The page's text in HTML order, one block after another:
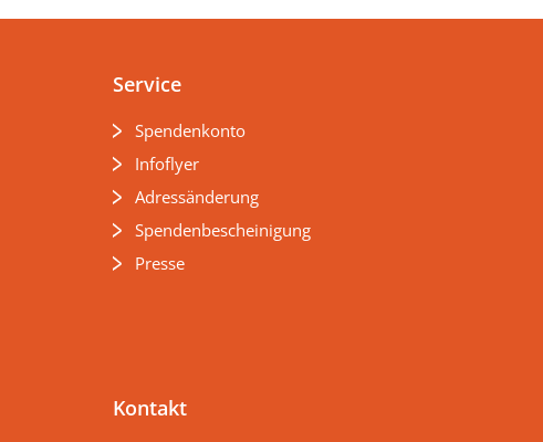
Service
Spendenkonto
Infoflyer
Adressänderung
Spendenbescheinigung
Presse
Kontakt